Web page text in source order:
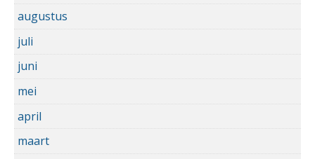
augustus
juli
juni
mei
april
maart